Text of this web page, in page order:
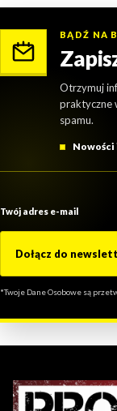
BĄDŹ NA
Otrzymuj
praktyczne
spamu.
Twój adres e-mail
Dołącz do
*Twoje Dane Osobowe są